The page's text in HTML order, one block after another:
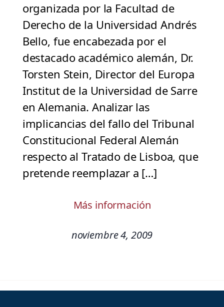
organizada por la Facultad de
Derecho de la Universidad Andrés
Bello, fue encabezada por el
destacado académico alemán, Dr.
Torsten Stein, Director del Europa
Institut de la Universidad de Sarre
en Alemania. Analizar las
implicancias del fallo del Tribunal
Constitucional Federal Alemán
respecto al Tratado de Lisboa, que
pretende reemplazar a […]
Más información
noviembre 4, 2009